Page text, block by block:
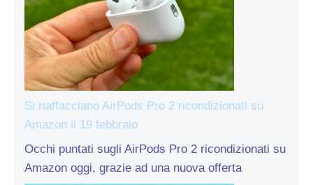
Si riaffacciano AirPods Pro 2 ricondizionati su
Amazon il 19 febbraio
Occhi puntati sugli AirPods Pro 2 ricondizionati su
Amazon oggi, grazie ad una nuova offerta